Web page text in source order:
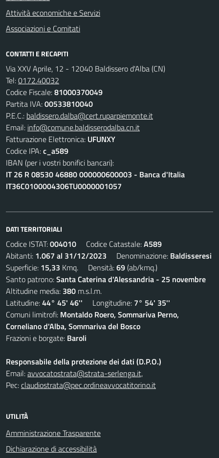
Attività economiche e Servizi
Associazioni e Comitati
CONTATTI E RECAPITI
Via XXV Aprile, 12 - 12040 Baldissero d'Alba (CN)
Tel:0172.40032
Codice Fiscale:81000370049
Partita IVA:00533810040
P.E.C.: baldissero.dalba@cert.ruparpiemonte.it
Email: info@comune.baldisserodalba.cn.it
Fatturazione Elettronica: UFUNXY
Codice IPA:c_a589
IBAN (per i vostri bonifici bancari):
IT 26 R 08530 46880 000000600003 - Banca d'Italia
IT36C0100004306TU0000001057
DATI TERRITORIALI
Codice ISTAT:004010 Codice Catastale:A589
Abitanti: 1.067 al 31/12/2023 Denominazione: Baldisseresi
Superficie: 15,33 Kmq. Densità:69(ab/kmq.)
Santo patrono:Santa Caterina d'Alessandria - 25 novembre
Altitudine media: 380 m.s.l.m.
Latitudine:44° 45' 46'' Longitudine: 7° 54' 35''
Comuni limitrofi: Montaldo Roero, Sommariva Perno,
Corneliano d'Alba, Sommariva del Bosco
Frazioni e borgate: Baroli
Responsabile della protezione dei dati (D.P.O.)
Email:avvocatostrata@strata-serlenga.it,
Pec:claudiostrata@pec.ordineavvocatitorino.it
UTILITÀ
Amministrazione Trasparente
Dichiarazione di accessibilità